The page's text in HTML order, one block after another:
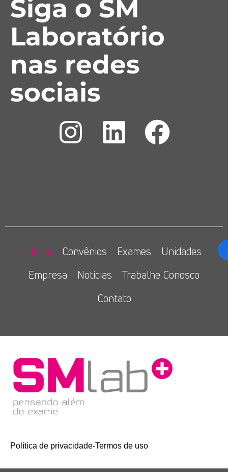
Siga o SM
Laboratório
nas redes
sociais
Home Convênios Exames
Unidades
Empresa
Notícias
Trabalhe Conosco
Contato
Política de privacidade-Termos de uso